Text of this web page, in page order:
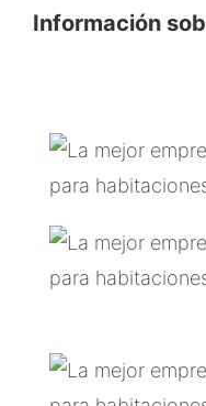
Información